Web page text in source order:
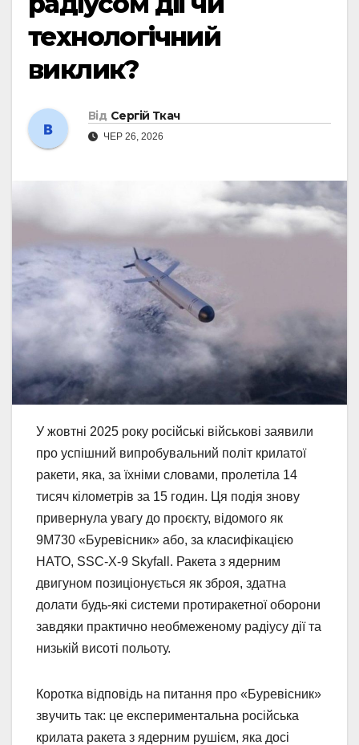
технологічний
виклик?
Від Сергій Ткач
ЧЕР 26, 2026
У жовтні 2025 року російські військові заявили
про успішний випробувальний політ крилатої
ракети, яка, за їхніми словами, пролетіла 14
тисяч кілометрів за 15 годин. Ця подія знову
привернула увагу до проєкту, відомого як
9M730 «Буревісник» або, за класифікацією
НАТО, SSC-X-9 Skyfall. Ракета з ядерним
двигуном позиціонується як зброя, здатна
долати будь-які системи протиракетної оборони
завдяки практично необмеженому радіусу дії та
низькій висоті польоту.
Коротка відповідь на питання про «Буревісник»
звучить так: це експериментальна російська
крилата ракета з ядерним рушієм, яка досі